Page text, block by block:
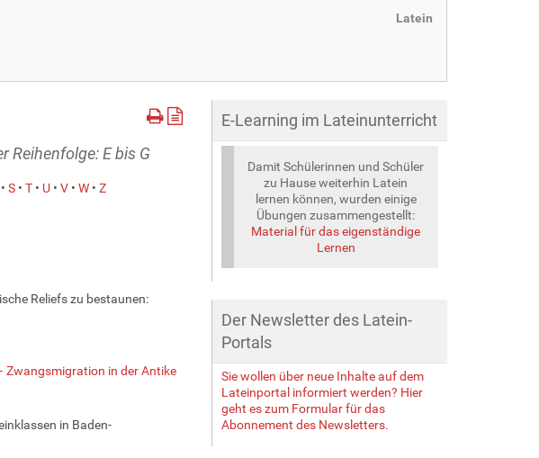
Latein
Reihenfolge: E bis G
• S• T• U• V• W• Z
Reliefs zu bestaunen:
Zwangsmigration in der Antike
in Baden-
E-Learning im Lateinunterricht
Damit Schülerinnen und Schüler
zu Hause weiterhin Latein
lernen können, wurden einige
Übungen zusammengestellt:
Material für das eigenständige
Lernen
Der Newsletter des Latein-
Portals
Sie wollen über neue Inhalte auf dem
Lateinportal informiert werden? Hier
geht es zum Formular für das
Abonnement des Newsletters.